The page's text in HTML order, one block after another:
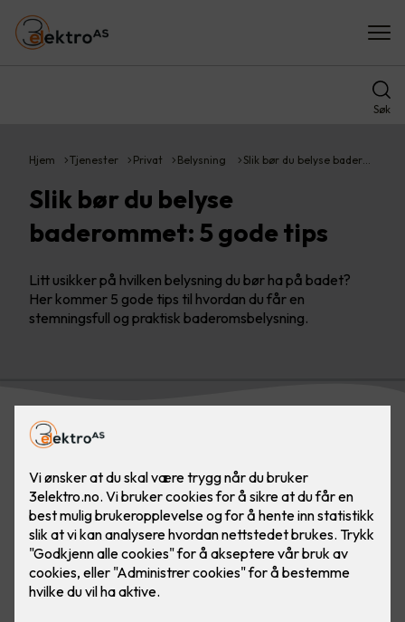
Søk
Hjem Tjenester Privat Belysning Slik bør du belyse bader…
Slik bør du belyse
baderommet: 5 gode tips
Litt usikker på hvilken belysning du bør ha på badet?
Her kommer 5 gode tips til hvordan du får en
stemningsfull og praktisk baderomsbelysning.